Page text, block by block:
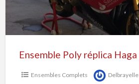
Ensemble Poly réplica Haga
Ensembles Complets Delbrayelle